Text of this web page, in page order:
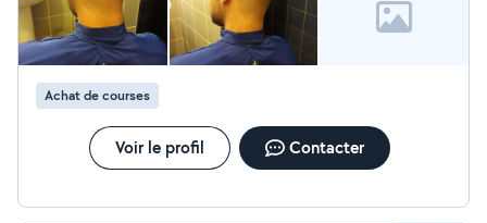
Achat de courses
Voir le profil Contacter